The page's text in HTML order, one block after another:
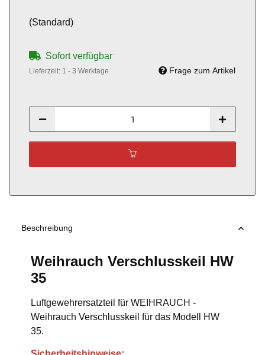
(Standard)
Sofort verfügbar
Lieferzeit: 1 - 3 Werktage Frage zum Artikel
Beschreibung
Weihrauch Verschlusskeil HW
35
Luftgewehrersatzteil für WEIHRAUCH -
Weihrauch Verschlusskeil für das Modell HW
35.